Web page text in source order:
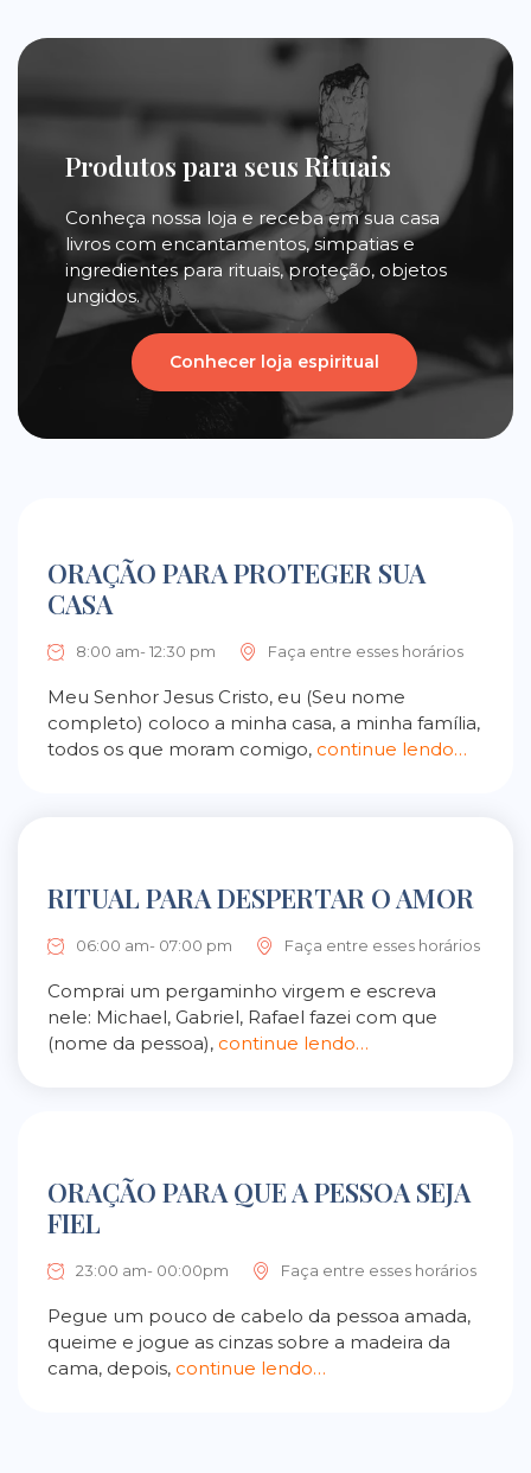
Produtos para seus Rituais
Conheça nossa loja e receba em sua casa
livros com encantamentos, simpatias e
ingredientes para rituais, proteção, objetos
ungidos.
Conhecer loja espiritual
ORAÇÃO PARA PROTEGER SUA
CASA
8:00 am- 12:30 pm Faça entre esses horários
Meu Senhor Jesus Cristo, eu (Seu nome
completo) coloco a minha casa, a minha família,
todos os que moram comigo, continue lendo…
RITUAL PARA DESPERTAR O AMOR
06:00 am- 07:00 pm Faça entre esses horários
Comprai um pergaminho virgem e escreva
nele: Michael, Gabriel, Rafael fazei com que
(nome da pessoa), continue lendo…
ORAÇÃO PARA QUE A PESSOA SEJA
FIEL
23:00 am- 00:00pm Faça entre esses horários
Pegue um pouco de cabelo da pessoa amada,
queime e jogue as cinzas sobre a madeira da
cama, depois, continue lendo…